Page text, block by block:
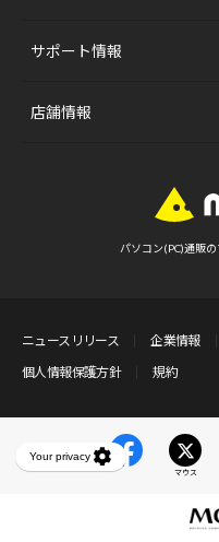
サポート情報
店舗情報
パソコン(PC)通販
ニュースリリース 企業情報
個人情報保護方針
規約
マウス